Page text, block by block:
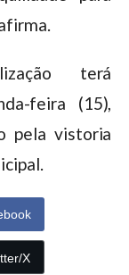
terá
feira (15),
pela vistoria
X